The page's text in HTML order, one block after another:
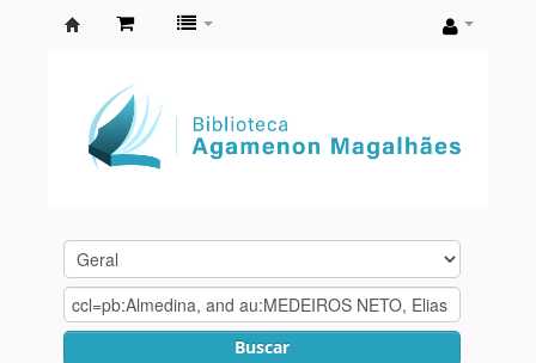
Agamenon
Magalhães
Buscar